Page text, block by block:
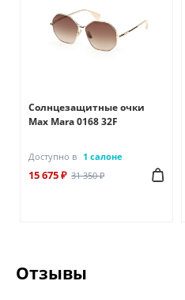
Солнцезащитные очки
Max Mara 0168 32F
Доступно в 1 салоне
15 675 ₽ 31 350 ₽
Отзывы